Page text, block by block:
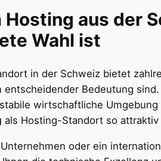
Hosting aus der
Wahl ist
in der Schweiz bietet
entscheidender Bedeutung
wirtschaftliche
als Hosting-Standort so attraktiv
oder ein